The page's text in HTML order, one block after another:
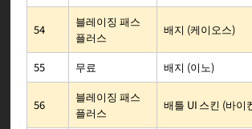
54
블레이징 패스
플러스
배지 (케이오스)
55 무료 배지 (이노)
56
블레이징 패스
플러스
배틀 UI 스킨 (바이